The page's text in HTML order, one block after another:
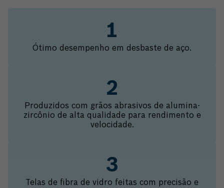
Ótimo desempenho em desbaste de aço.
Produzidos com grãos abrasivos de alumina-
zircônio de alta qualidade para rendimento e
velocidade.
Telas de fibra de vidro feitas com precisão e